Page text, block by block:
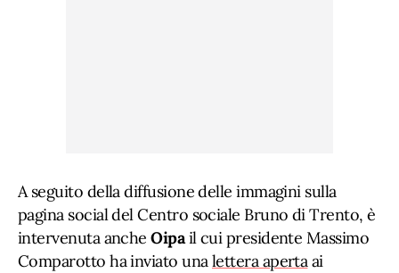
A seguito della diffusione delle immagini sulla
pagina social del Centro sociale Bruno di Trento, è
intervenuta ancheOipail cui presidente Massimo
Comparotto ha inviato unalettera apertaai